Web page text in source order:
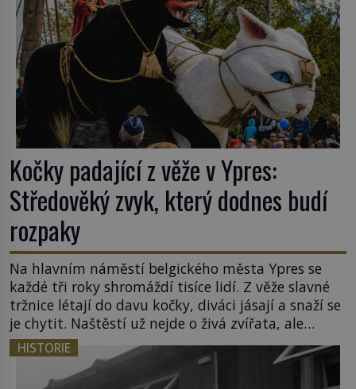
Kočky padající z věže v Ypres:
Středověký zvyk, který dodnes budí
rozpaky
Na hlavním náměstí belgického města Ypres se
každé tři roky shromáždí tisíce lidí. Z věže slavné
tržnice létají do davu kočky, diváci jásají a snaží se
je chytit. Naštěstí už nejde o živá zvířata, ale
jenom o plyšové suvenýry. Kdysi to ale bylo jinak.
Tato veselá podívaná připomíná jeden z
nejpodivnějších a zároveň nejkrutějších zvyků […]
HISTORIE